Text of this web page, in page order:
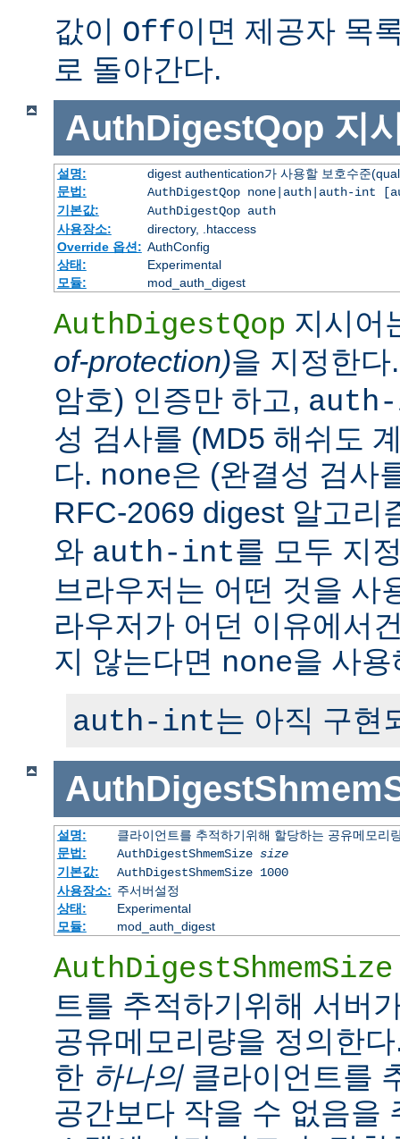
값이 Off이면 제공자 목
로 돌아간다.
AuthDigestQop 지
설명:
digest authentication가 사용할 보호수준
문법:
AuthDigestQop none|auth|auth-int
기본값:
AuthDigestQop auth
사용장소:
directory, .htaccess
Override 옵션: AuthConfig
상태:
Experimental
모듈:
mod_auth_digest
AuthDigestQop 지시어
of-protection)을 지정한
암호) 인증만 하고,
성 검사를 (MD5 해쉬도
다. none은 (완결성 검사
RFC-2069 digest 알고리
와 auth-int를 모두 지
브라우저는 어떤 것을 사
라우저가 어던 이유에서
지 않는다면 none을 사
auth-int는 아직 구현
설명:
클라이언트를 추적하기위해 할당하는 공유메모리
문법:
AuthDigestShmemSize size
기본값:
AuthDigestShmemSize 1000
사용장소: 주서버설정
상태:
Experimental
모듈:
mod_auth_digest
AuthDigestShmemSize
트를 추적하기위해 서버
공유메모리량을 정의한
한 하나의클라이언트를
공간보다 작을 수 없음을